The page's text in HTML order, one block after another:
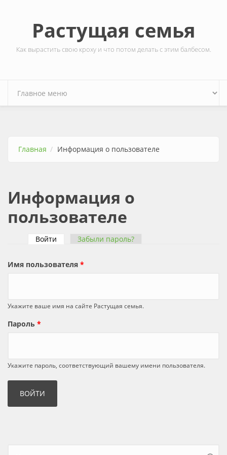
Растущая семья
Как вырастить свою кроху и что потом делать с этим балбесом.
Главная Информация о пользователе
Информация о
пользователе
Войти (активная вкладка)
Забыли пароль?
Имя пользователя *
Укажите ваше имя на сайте Растущая семья.
Пароль *
Укажите пароль, соответствующий вашему имени пользователя.